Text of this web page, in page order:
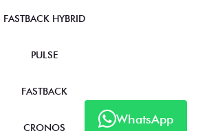
WhatsApp
FASTBACK HYBRID
PULSE
FASTBACK
CRONOS